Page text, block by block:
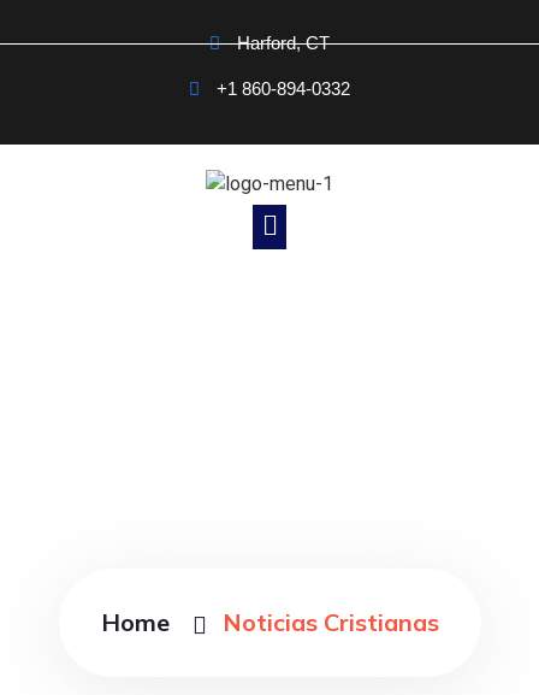
Harford, CT
+1 860-894-0332
Home Noticias Cristianas